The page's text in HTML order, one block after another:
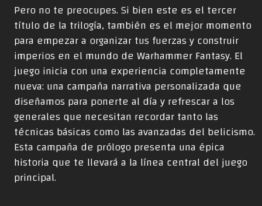
Pero no te preocupes. Si bien este es el tercer
título de la trilogía, también es el mejor momento
para empezar a organizar tus fuerzas y construir
imperios en el mundo de Warhammer Fantasy. El
juego inicia con una experiencia completamente
nueva: una campaña narrativa personalizada que
diseñamos para ponerte al día y refrescar a los
generales que necesitan recordar tanto las
técnicas básicas como las avanzadas del belicismo.
Esta campaña de prólogo presenta una épica
historia que te llevará a la línea central del juego
principal.